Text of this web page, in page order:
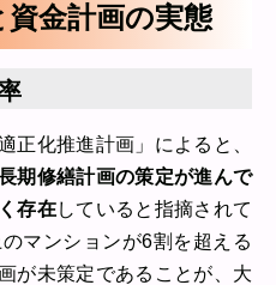
金計画の実態
正化推進計画」によると、
期修繕計画の策定が進んで
存在していると指摘されて
マンションが6割を超える
が未策定であることが、大